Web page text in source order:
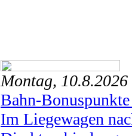
Montag, 10.8.2026
Bahn-
Im Liegewagen